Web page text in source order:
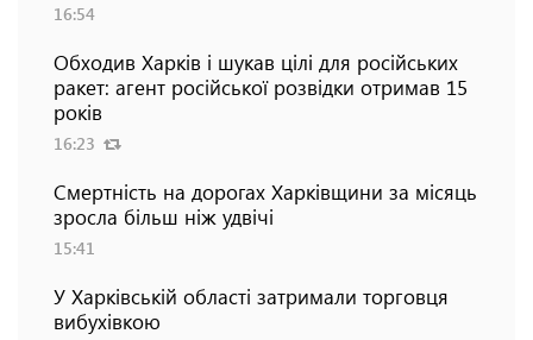
16:54
Обходив Харків і шукав цілі для російських
ракет: агент російської розвідки отримав 15
років
16:23
Смертність на дорогах Харківщини за місяць
зросла більш ніж удвічі
15:41
У Харківській області затримали торговця
вибухівкою